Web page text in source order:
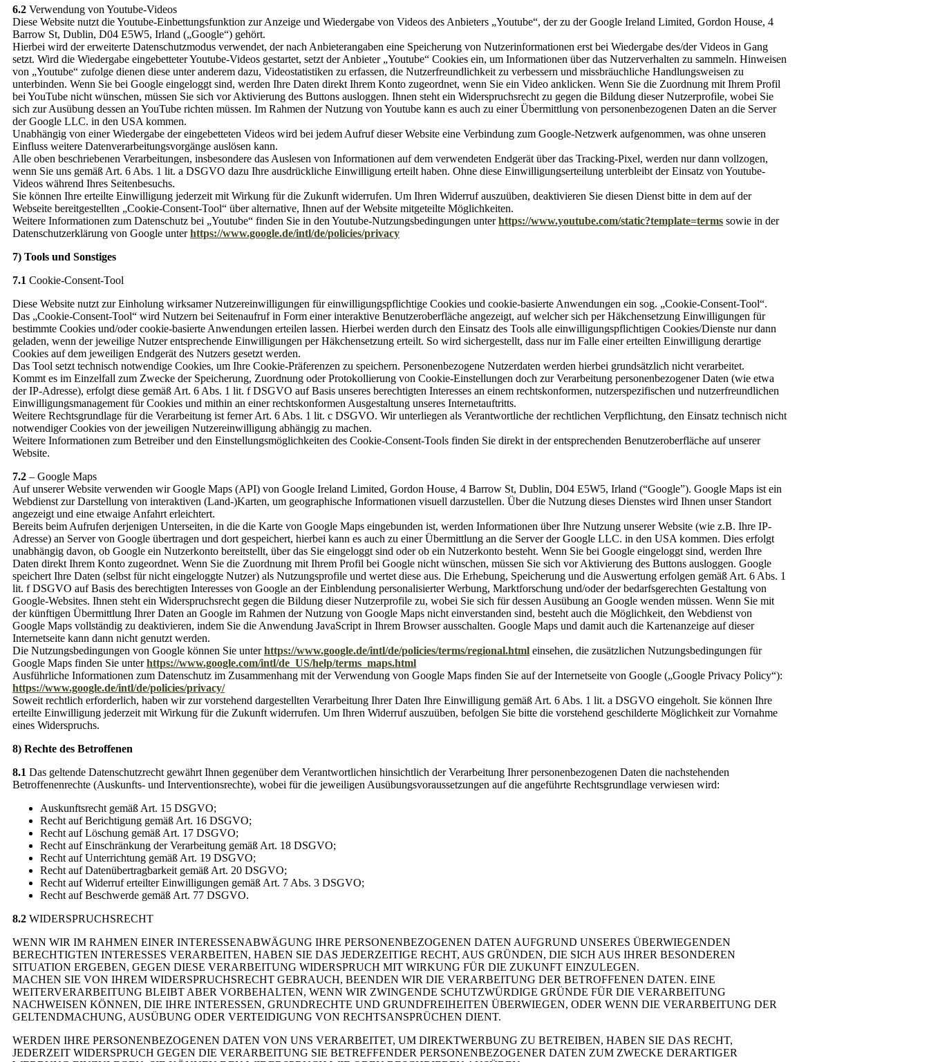
6.2 Verwendung von Youtube-Videos
Diese Website nutzt die Youtube-Einbettungsfunktion zur Anzeige und Wiedergabe von Videos des Anbieters „Youtube“, der zu der Google Ireland Limited, Gordon House, 4
Barrow St, Dublin, D04 E5W5, Irland („Google“) gehört.
Hierbei wird der erweiterte Datenschutzmodus verwendet, der nach Anbieterangaben eine Speicherung von Nutzerinformationen erst bei Wiedergabe des/der Videos in Gang
setzt. Wird die Wiedergabe eingebetteter Youtube-Videos gestartet, setzt der Anbieter „Youtube“ Cookies ein, um Informationen über das Nutzerverhalten zu sammeln. Hinweisen
von „Youtube“ zufolge dienen diese unter anderem dazu, Videostatistiken zu erfassen, die Nutzerfreundlichkeit zu verbessern und missbräuchliche Handlungsweisen zu
unterbinden. Wenn Sie bei Google eingeloggt sind, werden Ihre Daten direkt Ihrem Konto zugeordnet, wenn Sie ein Video anklicken. Wenn Sie die Zuordnung mit Ihrem Profil
bei YouTube nicht wünschen, müssen Sie sich vor Aktivierung des Buttons ausloggen. Ihnen steht ein Widerspruchsrecht zu gegen die Bildung dieser Nutzerprofile, wobei Sie
sich zur Ausübung dessen an YouTube richten müssen. Im Rahmen der Nutzung von Youtube kann es auch zu einer Übermittlung von personenbezogenen Daten an die Server
der Google LLC. in den USA kommen.
Unabhängig von einer Wiedergabe der eingebetteten Videos wird bei jedem Aufruf dieser Website eine Verbindung zum Google-Netzwerk aufgenommen, was ohne unseren
Einfluss weitere Datenverarbeitungsvorgänge auslösen kann.
Alle oben beschriebenen Verarbeitungen, insbesondere das Auslesen von Informationen auf dem verwendeten Endgerät über das Tracking-Pixel, werden nur dann vollzogen,
wenn Sie uns gemäß Art. 6 Abs. 1 lit. a DSGVO dazu Ihre ausdrückliche Einwilligung erteilt haben. Ohne diese Einwilligungserteilung unterbleibt der Einsatz von Youtube-
Videos während Ihres Seitenbesuchs.
Sie können Ihre erteilte Einwilligung jederzeit mit Wirkung für die Zukunft widerrufen. Um Ihren Widerruf auszuüben, deaktivieren Sie diesen Dienst bitte in dem auf der
Webseite bereitgestellten „Cookie-Consent-Tool“ über alternative, Ihnen auf der Website mitgeteilte Möglichkeiten.
Weitere Informationen zum Datenschutz bei „Youtube“ finden Sie in den Youtube-Nutzungsbedingungen unterhttps://www.youtube.com/static?template=terms sowie in der
Datenschutzerklärung von Google unterhttps://www.google.de/intl/de/policies/privacy
7) Tools und Sonstiges
7.1 Cookie-Consent-Tool
Diese Website nutzt zur Einholung wirksamer Nutzereinwilligungen für einwilligungspflichtige Cookies und cookie-basierte Anwendungen ein sog. „Cookie-Consent-Tool“.
Das „Cookie-Consent-Tool“ wird Nutzern bei Seitenaufruf in Form einer interaktive Benutzeroberfläche angezeigt, auf welcher sich per Häkchensetzung Einwilligungen für
bestimmte Cookies und/oder cookie-basierte Anwendungen erteilen lassen. Hierbei werden durch den Einsatz des Tools alle einwilligungspflichtigen Cookies/Dienste nur dann
geladen, wenn der jeweilige Nutzer entsprechende Einwilligungen per Häkchensetzung erteilt. So wird sichergestellt, dass nur im Falle einer erteilten Einwilligung derartige
Cookies auf dem jeweiligen Endgerät des Nutzers gesetzt werden.
Das Tool setzt technisch notwendige Cookies, um Ihre Cookie-Präferenzen zu speichern. Personenbezogene Nutzerdaten werden hierbei grundsätzlich nicht verarbeitet.
Kommt es im Einzelfall zum Zwecke der Speicherung, Zuordnung oder Protokollierung von Cookie-Einstellungen doch zur Verarbeitung personenbezogener Daten (wie etwa
der IP-Adresse), erfolgt diese gemäß Art. 6 Abs. 1 lit. f DSGVO auf Basis unseres berechtigten Interesses an einem rechtskonformen, nutzerspezifischen und nutzerfreundlichen
Einwilligungsmanagement für Cookies und mithin an einer rechtskonformen Ausgestaltung unseres Internetauftritts.
Weitere Rechtsgrundlage für die Verarbeitung ist ferner Art. 6 Abs. 1 lit. c DSGVO. Wir unterliegen als Verantwortliche der rechtlichen Verpflichtung, den Einsatz technisch nicht
notwendiger Cookies von der jeweiligen Nutzereinwilligung abhängig zu machen.
Weitere Informationen zum Betreiber und den Einstellungsmöglichkeiten des Cookie-Consent-Tools finden Sie direkt in der entsprechenden Benutzeroberfläche auf unserer
Website.
7.2 – Google Maps
Auf unserer Website verwenden wir Google Maps (API) von Google Ireland Limited, Gordon House, 4 Barrow St, Dublin, D04 E5W5, Irland (“Google”). Google Maps ist ein
Webdienst zur Darstellung von interaktiven (Land-)Karten, um geographische Informationen visuell darzustellen. Über die Nutzung dieses Dienstes wird Ihnen unser Standort
angezeigt und eine etwaige Anfahrt erleichtert.
Bereits beim Aufrufen derjenigen Unterseiten, in die die Karte von Google Maps eingebunden ist, werden Informationen über Ihre Nutzung unserer Website (wie z.B. Ihre IP-
Adresse) an Server von Google übertragen und dort gespeichert, hierbei kann es auch zu einer Übermittlung an die Server der Google LLC. in den USA kommen. Dies erfolgt
unabhängig davon, ob Google ein Nutzerkonto bereitstellt, über das Sie eingeloggt sind oder ob ein Nutzerkonto besteht. Wenn Sie bei Google eingeloggt sind, werden Ihre
Daten direkt Ihrem Konto zugeordnet. Wenn Sie die Zuordnung mit Ihrem Profil bei Google nicht wünschen, müssen Sie sich vor Aktivierung des Buttons ausloggen. Google
speichert Ihre Daten (selbst für nicht eingeloggte Nutzer) als Nutzungsprofile und wertet diese aus. Die Erhebung, Speicherung und die Auswertung erfolgen gemäß Art. 6 Abs. 1
lit. f DSGVO auf Basis des berechtigten Interesses von Google an der Einblendung personalisierter Werbung, Marktforschung und/oder der bedarfsgerechten Gestaltung von
Google-Websites. Ihnen steht ein Widerspruchsrecht gegen die Bildung dieser Nutzerprofile zu, wobei Sie sich für dessen Ausübung an Google wenden müssen. Wenn Sie mit
der künftigen Übermittlung Ihrer Daten an Google im Rahmen der Nutzung von Google Maps nicht einverstanden sind, besteht auch die Möglichkeit, den Webdienst von
Google Maps vollständig zu deaktivieren, indem Sie die Anwendung JavaScript in Ihrem Browser ausschalten. Google Maps und damit auch die Kartenanzeige auf dieser
Internetseite kann dann nicht genutzt werden.
Die Nutzungsbedingungen von Google können Sie unterhttps://www.google.de/intl/de/policies/terms/regional.html einsehen, die zusätzlichen Nutzungsbedingungen für
Google Maps finden Sie unterhttps://www.google.com/intl/de_US/help/terms_maps.html
Ausführliche Informationen zum Datenschutz im Zusammenhang mit der Verwendung von Google Maps finden Sie auf der Internetseite von Google („Google Privacy Policy“):
https://www.google.de/intl/de/policies/privacy/
Soweit rechtlich erforderlich, haben wir zur vorstehend dargestellten Verarbeitung Ihrer Daten Ihre Einwilligung gemäß Art. 6 Abs. 1 lit. a DSGVO eingeholt. Sie können Ihre
erteilte Einwilligung jederzeit mit Wirkung für die Zukunft widerrufen. Um Ihren Widerruf auszuüben, befolgen Sie bitte die vorstehend geschilderte Möglichkeit zur Vornahme
eines Widerspruchs.
8) Rechte des Betroffenen
8.1 Das geltende Datenschutzrecht gewährt Ihnen gegenüber dem Verantwortlichen hinsichtlich der Verarbeitung Ihrer personenbezogenen Daten die nachstehenden
Betroffenenrechte (Auskunfts- und Interventionsrechte), wobei für die jeweiligen Ausübungsvoraussetzungen auf die angeführte Rechtsgrundlage verwiesen wird:
Auskunftsrecht gemäß Art. 15 DSGVO;
Recht auf Berichtigung gemäß Art. 16 DSGVO;
Recht auf Löschung gemäß Art. 17 DSGVO;
Recht auf Einschränkung der Verarbeitung gemäß Art. 18 DSGVO;
Recht auf Unterrichtung gemäß Art. 19 DSGVO;
Recht auf Datenübertragbarkeit gemäß Art. 20 DSGVO;
Recht auf Widerruf erteilter Einwilligungen gemäß Art. 7 Abs. 3 DSGVO;
Recht auf Beschwerde gemäß Art. 77 DSGVO.
8.2 WIDERSPRUCHSRECHT
WENN WIR IM RAHMEN EINER INTERESSENABWÄGUNG IHRE PERSONENBEZOGENEN DATEN AUFGRUND UNSERES ÜBERWIEGENDEN
BERECHTIGTEN INTERESSES VERARBEITEN, HABEN SIE DAS JEDERZEITIGE RECHT, AUS GRÜNDEN, DIE SICH AUS IHRER BESONDEREN
SITUATION ERGEBEN, GEGEN DIESE VERARBEITUNG WIDERSPRUCH MIT WIRKUNG FÜR DIE ZUKUNFT EINZULEGEN.
MACHEN SIE VON IHREM WIDERSPRUCHSRECHT GEBRAUCH, BEENDEN WIR DIE VERARBEITUNG DER BETROFFENEN DATEN. EINE
WEITERVERARBEITUNG BLEIBT ABER VORBEHALTEN, WENN WIR ZWINGENDE SCHUTZWÜRDIGE GRÜNDE FÜR DIE VERARBEITUNG
NACHWEISEN KÖNNEN, DIE IHRE INTERESSEN, GRUNDRECHTE UND GRUNDFREIHEITEN ÜBERWIEGEN, ODER WENN DIE VERARBEITUNG DER
GELTENDMACHUNG, AUSÜBUNG ODER VERTEIDIGUNG VON RECHTSANSPRÜCHEN DIENT.
WERDEN IHRE PERSONENBEZOGENEN DATEN VON UNS VERARBEITET, UM DIREKTWERBUNG ZU BETREIBEN, HABEN SIE DAS RECHT,
JEDERZEIT WIDERSPRUCH GEGEN DIE VERARBEITUNG SIE BETREFFENDER PERSONENBEZOGENER DATEN ZUM ZWECKE DERARTIGER